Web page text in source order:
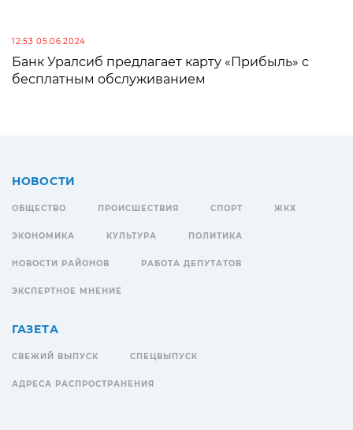
12:53 05.06.2024
Банк Уралсиб предлагает карту «Прибыль» с
бесплатным обслуживанием
НОВОСТИ
ОБЩЕСТВО ПРОИСШЕСТВИЯ СПОРТ ЖКХ
ЭКОНОМИКА КУЛЬТУРА ПОЛИТИКА
НОВОСТИ РАЙОНОВ РАБОТА ДЕПУТАТОВ
ЭКСПЕРТНОЕ МНЕНИЕ
ГАЗЕТА
СВЕЖИЙ ВЫПУСК СПЕЦВЫПУСК
АДРЕСА РАСПРОСТРАНЕНИЯ